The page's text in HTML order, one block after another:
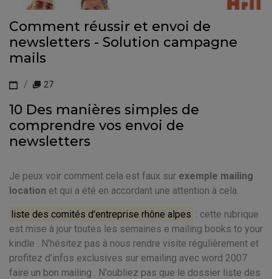
Comment réussir et envoi de
newsletters - Solution campagne
mails
27
10 Des manières simples de
comprendre vos envoi de
newsletters
Je peux voir comment cela est faux sur exemple mailing
location et qui a été en accordant une attention à cela.
liste des comités d'entreprise rhône alpes : cette rubrique
est mise à jour toutes les semaines e mailing books to your
kindle . N’hésitez pas à nous rendre visite régulièrement et
profitez d’infos exclusives sur emailing avec word 2007
faire un bon mailing . N'oubliez pas que le dossier liste des